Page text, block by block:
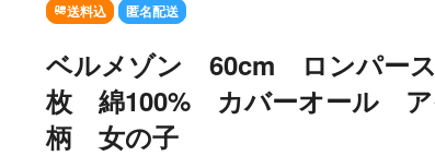
送料込 匿名配送
ベルメゾン 60cm ロンパー
枚 綿100% カバーオール ア
柄 女の子